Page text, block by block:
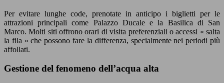
Per evitare lunghe code, prenotate in anticipo i biglietti per le
attrazioni principali come Palazzo Ducale e la Basilica di San
Marco. Molti siti offrono orari di visita preferenziali o accessi « salta
la fila » che possono fare la differenza, specialmente nei periodi più
affollati.
Gestione del fenomeno dell’acqua alta